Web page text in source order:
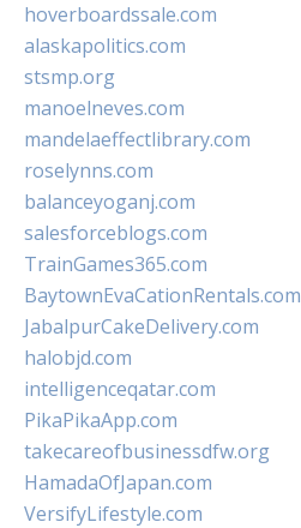
hoverboardssale.com
alaskapolitics.com
stsmp.org
manoelneves.com
mandelaeffectlibrary.com
roselynns.com
balanceyoganj.com
salesforceblogs.com
TrainGames365.com
BaytownEvaCationRentals.com
JabalpurCakeDelivery.com
halobjd.com
intelligenceqatar.com
PikaPikaApp.com
takecareofbusinessdfw.org
HamadaOfJapan.com
VersifyLifestyle.com